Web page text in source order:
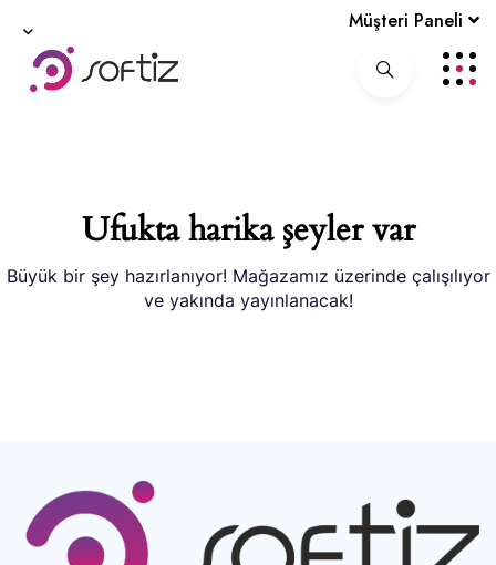
Müşteri Paneli
Ufukta harika şeyler var
Büyük bir şey hazırlanıyor! Mağazamız üzerinde çalışılıyor
ve yakında yayınlanacak!